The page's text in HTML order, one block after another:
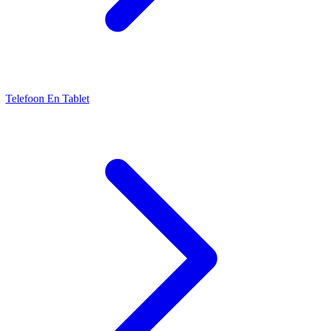
Telefoon En Tablet